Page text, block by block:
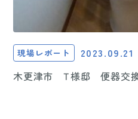
現場レポート 2023.09.21
木更津市 T様邸 便器交